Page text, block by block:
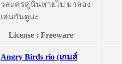
วละครคู่นั้นหายไป มาลอง
เล่นกันดูนะ
License : Freeware
Angry Birds rio (เกมส์